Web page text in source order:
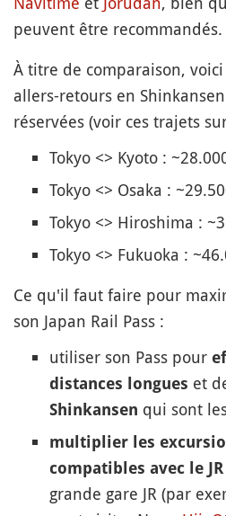
peuvent être recommandés.
À titre de comparaison,
allers-retours en
réservées (voir ces trajets
Tokyo <> Kyoto :
Tokyo <> Osaka :
Tokyo <> Hiroshima :
Tokyo <> Fukuoka :
Ce qu'il faut faire pour
son Japan Rail Pass :
utiliser son Pass pour
distances longues et
Shinkansen qui sont
multiplier les
compatibles avec le JR
grande gare JR (par